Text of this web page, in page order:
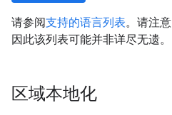
请参阅支持的语言列表。请注
因此该列表可能并非详尽无遗。
区域本地化